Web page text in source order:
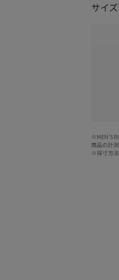
サイ
※MEN'S
商品の計
※採寸方